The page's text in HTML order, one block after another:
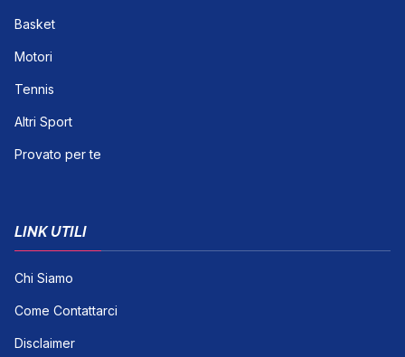
Basket
Motori
Tennis
Altri Sport
Provato per te
LINK UTILI
Chi Siamo
Come Contattarci
Disclaimer